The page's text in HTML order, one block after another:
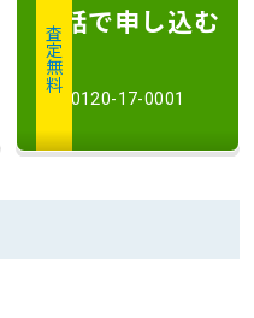
査定無料
電話で申し込む
0120-17-0001